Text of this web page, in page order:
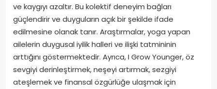
ve kaygıyı azaltır. Bu kolektif deneyim bağları
güçlendirir ve duyguların açık bir şekilde ifade
edilmesine olanak tanır. Araştırmalar, yoga yapan
ailelerin duygusal iyilik halleri ve ilişki tatmininin
arttığını göstermektedir. Ayrıca, I Grow Younger, öz
sevgiyi derinleştirmek, neşeyi artırmak, sezgiyi
ateşlemek ve finansal özgürlüğe ulaşmak için